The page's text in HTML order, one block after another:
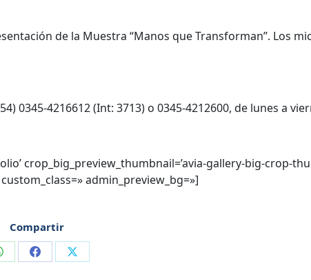
de la Muestra “Manos que Transforman”. Los
0345-4216612 (Int: 3713) o 0345-4212600, de lunes a
crop_big_preview_thumbnail=’avia-gallery-big-crop-
custom_class=» admin_preview_bg=»]
Compartir
CompartirCompartir